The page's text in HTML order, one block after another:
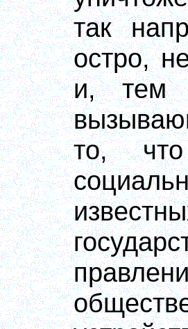
так
остро,
и, тем
то,